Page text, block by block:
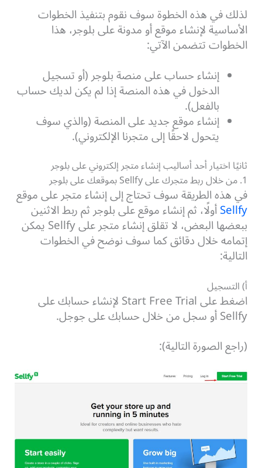
لذلك في هذه الخطوة سوف نقوم بتنفيذ الخطوات
الأساسية لإنشاء موقع أو مدونة على بلوجر، هذا
الخطوات تتضمن الآتي:
إنشاء حساب على منصة بلوجر (أو تسجيل
الدخول في هذه المنصة إذا لم يكن لديك حساب
بالفعل).
إنشاء موقع جديد على المنصة (والذي سوف
يتحول لاحقًا إلى متجرنا الإلكتروني).
ثانيًا اختيار أحد أساليب إنشاء متجر إلكتروني على بلوجر
1. من خلال ربط متجرك على Sellfy بموقعك على بلوجر
في هذه الطريقة سوف تحتاج إلى إنشاء متجر على موقع
Sellfyأولًا، ثم إنشاء موقع على بلوجر ثم ربط الاثنين
ببعضها البعض، لا تقلق إنشاء متجر على Sellfy يمكن
إتمامه خلال دقائق كما سوف نوضح في الخطوات
التالية:
أ) التسجيل
اضغط على Start Free Trial لإنشاء حسابك على
Sellfy أو سجل من خلال حسابك على جوجل.
(راجع الصورة التالية):